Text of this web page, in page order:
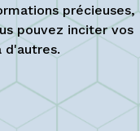
précieuses,
pouvez inciter vos
d'autres.